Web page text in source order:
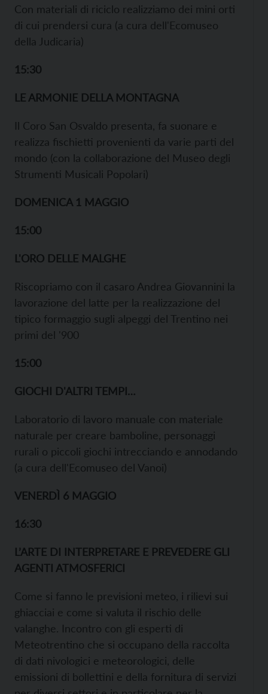
Con materiali di riciclo realizziamo dei mini orti
di cui prendersi cura (a cura dell'Ecomuseo
della Judicaria)
15:30
LE ARMONIE DELLA MONTAGNA
Il Coro San Osvaldo presenta, fa suonare e
realizza fischietti provenienti da varie parti del
mondo (con la collaborazione del Museo degli
Strumenti Musicali Popolari)
DOMENICA 1 MAGGIO
15:00
L'ORO DELLE MALGHE
Riscopriamo con il casaro Andrea Giovannini la
lavorazione del latte per la realizzazione del
tipico formaggio sugli alpeggi del Trentino nei
primi del '900
15:00
GIOCHI D'ALTRI TEMPI…
Laboratorio di lavoro manuale con materiale
naturale per creare bamboline, personaggi
rurali o piccoli giochi intrecciando e annodando
(a cura dell'Ecomuseo del Vanoi)
VENERDÌ 6 MAGGIO
16:30
L’ARTE DI INTERPRETARE E PREVEDERE GLI
AGENTI ATMOSFERICI
Come si fanno le previsioni meteo, i rilievi sui
ghiacciai e come si valuta il rischio delle
valanghe. Incontro con gli esperti di
Meteotrentino che si occupano della raccolta
di dati nivologici e meteorologici, delle
emissioni di bollettini e della fornitura di servizi